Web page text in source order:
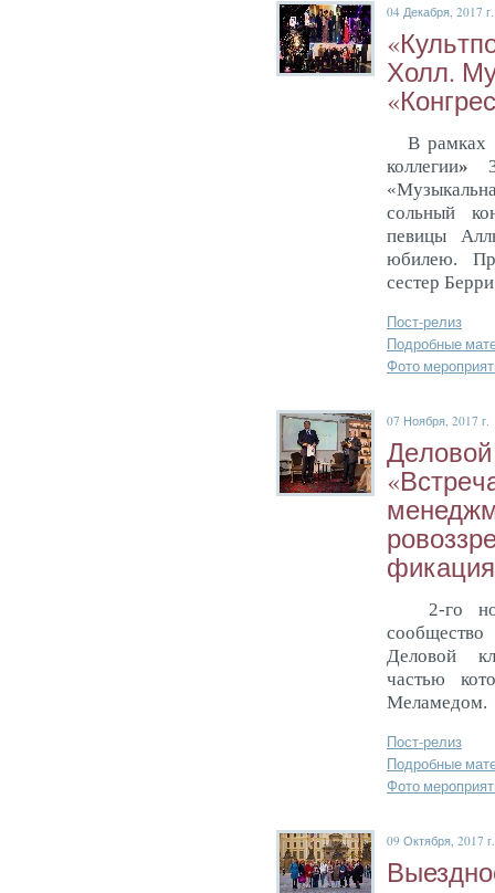
04 Декабря, 2017 г.
Холл.
В рамках
коллегии»
сольный
певицы
юбилею.
сестер
Пост-релиз
Подробные
Фото
07 Ноября, 2017 г.
2-го
сообщество
Деловой
частью
Меламедом.
Пост-релиз
Подробные
Фото
09 Октября, 2017 г.